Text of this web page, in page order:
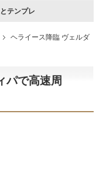
テンプレ
ヘライース降臨 ヴェルダ
パで高速周